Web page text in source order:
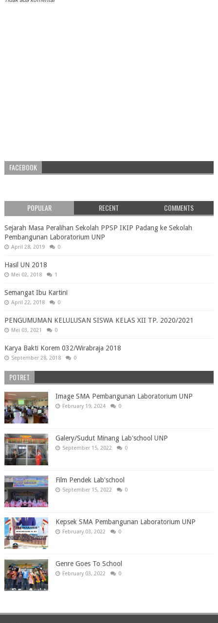
FACEBOOK
POPULAR RECENT COMMENTS
Sejarah Masa Peralihan Sekolah PPSP IKIP Padang ke Sekolah
Pembangunan Laboratorium UNP
April 28, 2019 0
Hasil UN 2018
Mei 02, 2018 1
Semangat Ibu Kartini
April 22, 2018 0
PENGUMUMAN KELULUSAN SISWA KELAS XII TP. 2020/2021
Mei 03, 2021 0
Karya Bakti Korem 032/Wirabraja 2018
September 28, 2018 0
POTRET
Image SMA Pembangunan Laboratorium UNP
February 19, 2024 0
Galery/Sudut Minang Lab'school UNP
September 15, 2022 0
Film Pendek Lab'school
September 15, 2022 0
Kepsek SMA Pembangunan Laboratorium UNP
February 03, 2022 0
Genre Goes To School
February 03, 2022 0